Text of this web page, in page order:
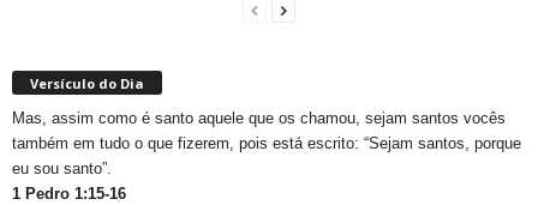
Versículo do Dia
Mas, assim como é santo aquele que os chamou, sejam santos vocês
também em tudo o que fizerem, pois está escrito: “Sejam santos, porque
eu sou santo”.
1 Pedro 1:15-16